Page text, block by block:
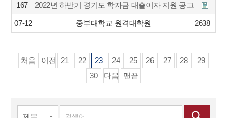
167
중부대학교 원격대학원
2022년 하반기 경기도 학자금 대출이자 지원 공고
07-12 2638
처음 이전 21 22 23 24 25 26 27 28
29
30
다음 맨끝